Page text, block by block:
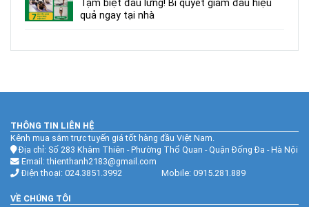
THÔNG TIN LIÊN HỆ
Kênh mua sắm trực tuyến giá tốt hàng đầu Việt Nam.
Địa chỉ: Số 283 Khâm Thiên - Phường Thổ Quan - Quận Đống Đa - Hà Nội
Email: thienthanh2183@gmail.com
Điện thoại: 024.3851.3992 Mobile: 0915.281.889
VỀ CHÚNG TÔI
Tạm biệt đau lưng! Bí quyết giảm đau hiệu
quả ngay tại nhà